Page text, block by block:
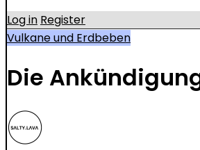
Log in Register
Vulkane und Erdbeben
Die